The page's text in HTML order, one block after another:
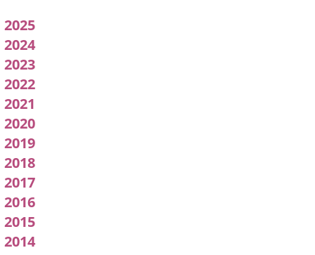
2025
2024
2023
2022
2021
2020
2019
2018
2017
2016
2015
2014